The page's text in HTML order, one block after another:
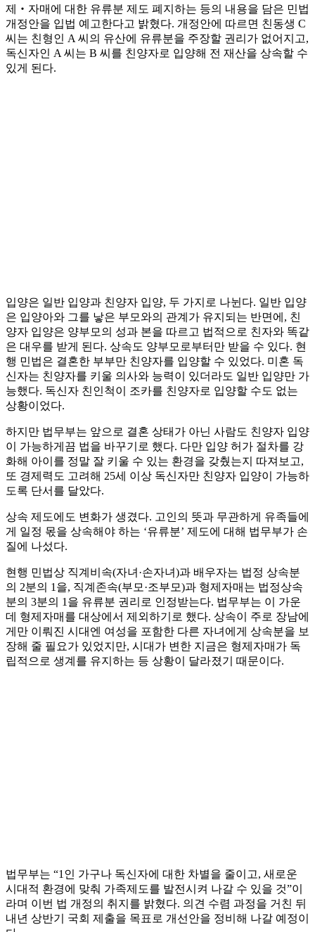
제‧자매에 대한 유류분 제도 폐지하는 등의 내용을 담은 민법
개정안을 입법 예고한다고 밝혔다. 개정안에 따르면 친동생 C
씨는 친형인 A 씨의 유산에 유류분을 주장할 권리가 없어지고,
독신자인 A 씨는 B 씨를 친양자로 입양해 전 재산을 상속할 수
있게 된다.
입양은 일반 입양과 친양자 입양, 두 가지로 나뉜다. 일반 입양
은 입양아와 그를 낳은 부모와의 관계가 유지되는 반면에, 친
양자 입양은 양부모의 성과 본을 따르고 법적으로 친자와 똑같
은 대우를 받게 된다. 상속도 양부모로부터만 받을 수 있다. 현
행 민법은 결혼한 부부만 친양자를 입양할 수 있었다. 미혼 독
신자는 친양자를 키울 의사와 능력이 있더라도 일반 입양만 가
능했다. 독신자 친인척이 조카를 친양자로 입양할 수도 없는
상황이었다.
하지만 법무부는 앞으로 결혼 상태가 아닌 사람도 친양자 입양
이 가능하게끔 법을 바꾸기로 했다. 다만 입양 허가 절차를 강
화해 아이를 정말 잘 키울 수 있는 환경을 갖췄는지 따져보고,
또 경제력도 고려해 25세 이상 독신자만 친양자 입양이 가능하
도록 단서를 달았다.
상속 제도에도 변화가 생겼다. 고인의 뜻과 무관하게 유족들에
게 일정 몫을 상속해야 하는 ‘유류분’ 제도에 대해 법무부가 손
질에 나섰다.
현행 민법상 직계비속(자녀·손자녀)과 배우자는 법정 상속분
의 2분의 1을, 직계존속(부모·조부모)과 형제자매는 법정상속
분의 3분의 1을 유류분 권리로 인정받는다. 법무부는 이 가운
데 형제자매를 대상에서 제외하기로 했다. 상속이 주로 장남에
게만 이뤄진 시대엔 여성을 포함한 다른 자녀에게 상속분을 보
장해 줄 필요가 있었지만, 시대가 변한 지금은 형제자매가 독
립적으로 생계를 유지하는 등 상황이 달라졌기 때문이다.
법무부는 “1인 가구나 독신자에 대한 차별을 줄이고, 새로운
시대적 환경에 맞춰 가족제도를 발전시켜 나갈 수 있을 것”이
라며 이번 법 개정의 취지를 밝혔다. 의견 수렴 과정을 거친 뒤
내년 상반기 국회 제출을 목표로 개선안을 정비해 나갈 예정이